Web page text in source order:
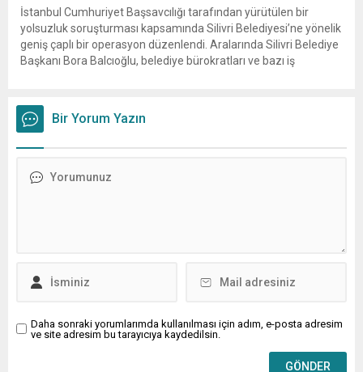
İstanbul Cumhuriyet Başsavcılığı tarafından yürütülen bir
yolsuzluk soruşturması kapsamında Silivri Belediyesi’ne yönelik
geniş çaplı bir operasyon düzenlendi. Aralarında Silivri Belediye
Başkanı Bora Balcıoğlu, belediye bürokratları ve bazı iş
inceleme ve arama çalışmaları devam ediyor. İstanbul’da...
Bir Yorum Yazın
Daha sonraki yorumlarımda kullanılması için adım, e-posta adresim
ve site adresim bu tarayıcıya kaydedilsin.